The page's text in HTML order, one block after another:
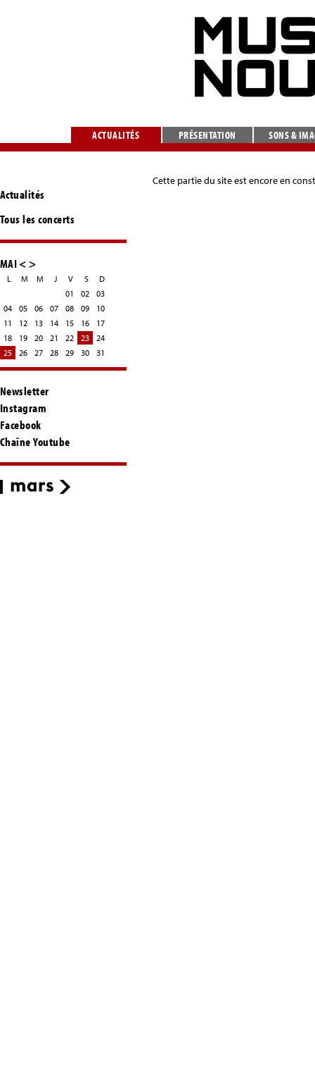
ACTUALITÉS PRÉSENTATION SONS &
Actualités
Tous les concerts
MAI< >
L M M J V S
D
01
02
03
04
05 06 07 08 09
10
11
12 13 14 15 16
17
18
19 20 21 22 23
24
25
26 27 28 29 30 31
Newsletter
Instagram
Facebook
Chaîne Youtube
Cette partie du site est encore en